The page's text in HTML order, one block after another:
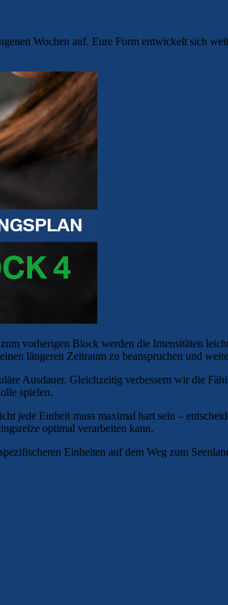
Wochen auf. Eure Form entwickelt sich
vorherigen Block werden die Intensitäten
längeren Zeitraum zu beanspruchen und
Ausdauer. Gleichzeitig verbessern wir die
spielen.
jede Einheit muss maximal hart sein –
optimal verarbeiten kann.
Einheiten auf dem Weg zum